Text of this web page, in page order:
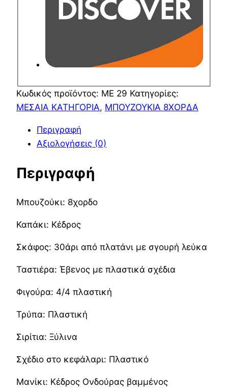
Κωδικός προϊόντος: ΜΕ 29 Κατηγορίες:
ΜΕΣΑΙΑ ΚΑΤΗΓΟΡΙΑ, ΜΠΟΥΖΟΥΚΙΑ 8ΧΟΡΔΑ
Περιγραφή
Αξιολογήσεις (0)
Περιγραφή
Μπουζούκι: 8χορδο
Καπάκι: Κέδρος
Σκάφος: 30άρι από πλατάνι με σγουρή λεύκα
Ταστιέρα: Έβενος με πλαστικά σχέδια
Φιγούρα: 4/4 πλαστική
Τρύπα: Πλαστική
Σιρίτια: Ξύλινα
Σχέδιο στο κεφάλαρι: Πλαστικό
Μανίκι: Κέδρος Ονδούρας βαμμένος